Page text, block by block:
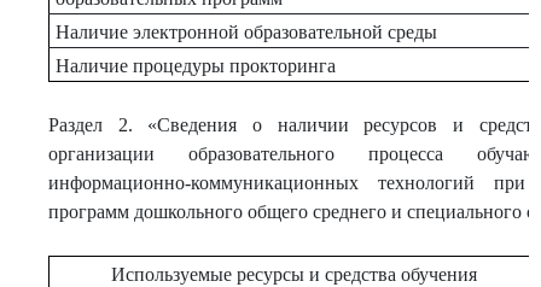
Наличие электронной образовательной среды
Наличие процедуры прокторинга
Раздел 2. «Сведения о наличии ресурсов и
организации образовательного процесса
информационно-коммуникационных технологий при
программ дошкольного общего среднего и специального
Используемые ресурсы и средства обучения